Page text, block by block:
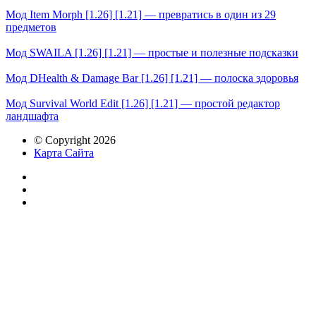
Мод Item Morph [1.26] [1.21] — превратись в один из 29
предметов
Мод SWAILA [1.26] [1.21] — простые и полезные подсказки
Мод DHealth & Damage Bar [1.26] [1.21] — полоска здоровья
Мод Survival World Edit [1.26] [1.21] — простой редактор
ландшафта
© Copyright 2026
Карта Сайта